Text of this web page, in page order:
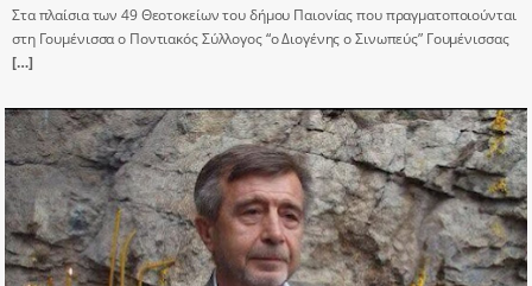
Στα πλαίσια των 49 Θεοτοκείων του δήμου Παιονίας που πραγματοποιούνται
στη Γουμένισσα ο Ποντιακός Σύλλογος “ο Διογένης ο Σινωπεύς” Γουμένισσας
[…]